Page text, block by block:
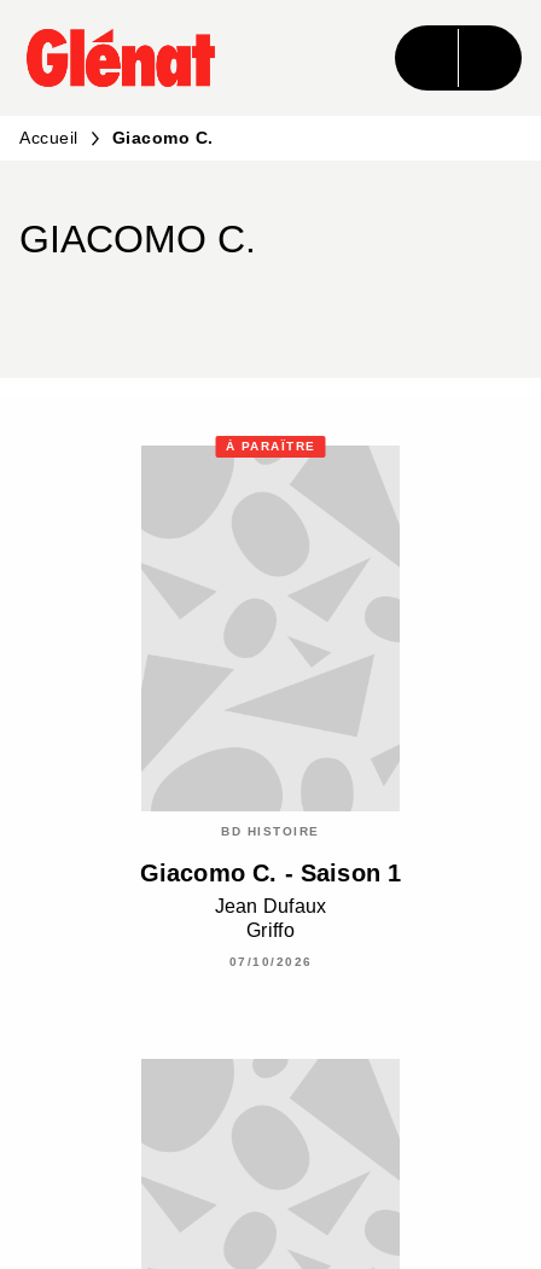
MENU RECHERCHE CONTENU
PIED DE PAGE
Accueil Giacomo C.
GIACOMO C.
À PARAÎTRE
BD HISTOIRE
Giacomo C. - Saison 1
Jean Dufaux
Griffo
07/10/2026